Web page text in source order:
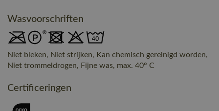
Wasvoorschriften
Niet bleken, Niet strijken, Kan chemisch gereinigd worden,
Niet trommeldrogen, Fijne was, max. 40° C
Certificeringen